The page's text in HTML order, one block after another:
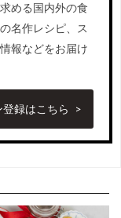
める国内外の食
名作レシピ、ス
報などをお届け
録はこちら